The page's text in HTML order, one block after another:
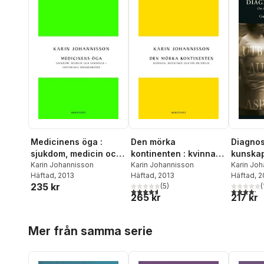
Medicinens öga :
sjukdom, medicin och
samhälle - historiska
erfarenheter
Karin Johannisson
Häftad, 2013
235 kr
Den mörka
kontinenten : kvinnan,
medicinen och fin-de-
siècle
Karin Johannisson
Häftad, 2013
4,6utav 5 stjärnor. Totalt antal röster:
(5)
265 kr
lidande
Karin
Sigmund
Kärfve,
Aant
Häftad,
4,2utav 5(
217 kr
Mer från samma serie